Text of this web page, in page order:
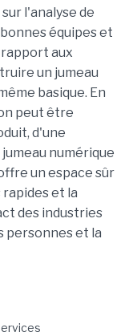
l'analyse de
équipes et
aux
un jumeau
basique. En
peut être
d'une
numérique
un espace sûr
et la
des industries
personnes et la